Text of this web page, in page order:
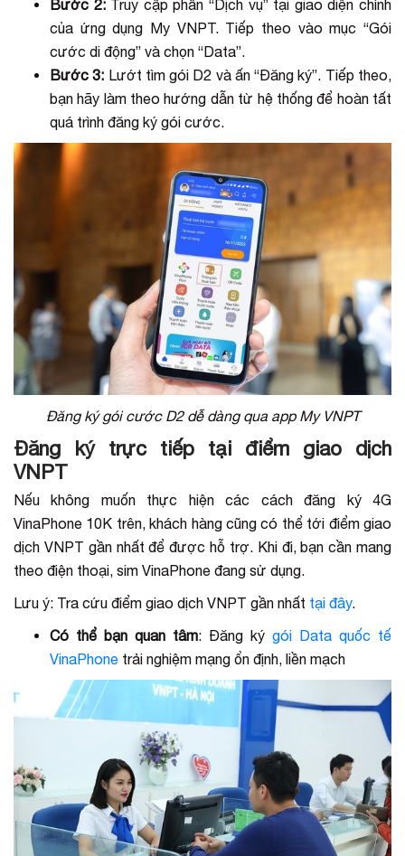
Bước 2: Truy cập phần “Dịch vụ” tại giao diện chính
của ứng dụng My VNPT. Tiếp theo vào mục “Gói
cước di động” và chọn “Data”.
Bước 3: Lướt tìm gói D2 và ấn “Đăng ký”. Tiếp theo,
bạn hãy làm theo hướng dẫn từ hệ thống để hoàn tất
quá trình đăng ký gói cước.
Đăng ký gói cước D2 dễ dàng qua app My VNPT
Đăng ký trực tiếp tại điểm giao dịch
VNPT
Nếu không muốn thực hiện các cách đăng ký 4G
VinaPhone 10K trên, khách hàng cũng có thể tới điểm giao
dịch VNPT gần nhất để được hỗ trợ. Khi đi, bạn cần mang
theo điện thoại, sim VinaPhone đang sử dụng.
Lưu ý: Tra cứu điểm giao dịch VNPT gần nhất tại đây.
Có thể bạn quan tâm: Đăng ký gói Data quốc tế
VinaPhone trải nghiệm mạng ổn định, liền mạch